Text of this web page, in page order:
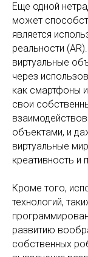
Еще одной
может
является
реальности
виртуальные
через
как смартфоны
свои
объектами, и
виртуальные
креативность и
Кроме того,
технологий,
развитию
собственных